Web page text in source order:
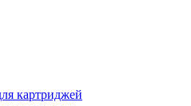
картриджей